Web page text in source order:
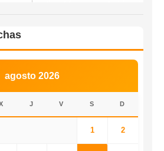
agosto 2026
J V S D
1 2